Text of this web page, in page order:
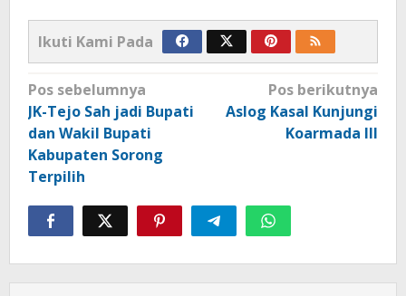
Ikuti Kami Pada
Navigasi
pos
Pos sebelumnya
JK-Tejo Sah jadi Bupati
dan Wakil Bupati
Kabupaten Sorong
Terpilih
Pos berikutnya
Aslog Kasal Kunjungi
Koarmada III